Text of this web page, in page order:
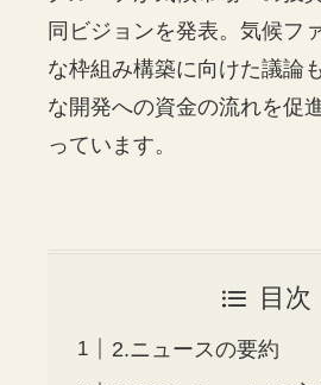
同ビジョンを発表。気候フ
な枠組み構築に向けた議論
な開発への資金の流れを促
っています。
目次
2.ニュースの要約